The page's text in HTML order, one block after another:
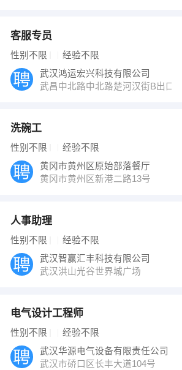
客服专员
性别不限 经验不限
武汉鸿运宏兴科技有限公司
武昌中北路中北路楚河汉街B出口
洗碗工
性别不限 经验不限
黄冈市黄州区原始部落餐厅
黄冈市黄州区新港二路13号
人事助理
性别不限 经验不限
武汉智赢汇丰科技有限公司
武汉洪山光谷世界城广场
电气设计工程师
性别不限 经验不限
武汉华源电气设备有限责任公司
武汉市硚口区长丰大道104号